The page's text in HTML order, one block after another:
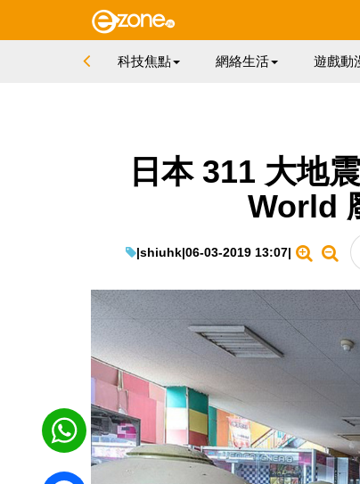
科技焦點 網絡生活 遊戲動
日本 311 大地
World
|shiuhk|06-03-2019 13:07|
WhatsApp